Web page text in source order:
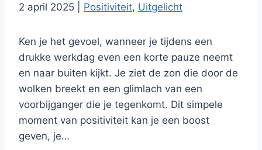
2 april 2025 Positiviteit, Uitgelicht
Ken je het gevoel, wanneer je tijdens een
drukke werkdag even een korte pauze neemt
en naar buiten kijkt. Je ziet de zon die door de
wolken breekt en een glimlach van een
voorbijganger die je tegenkomt. Dit simpele
moment van positiviteit kan je een boost
geven, je…